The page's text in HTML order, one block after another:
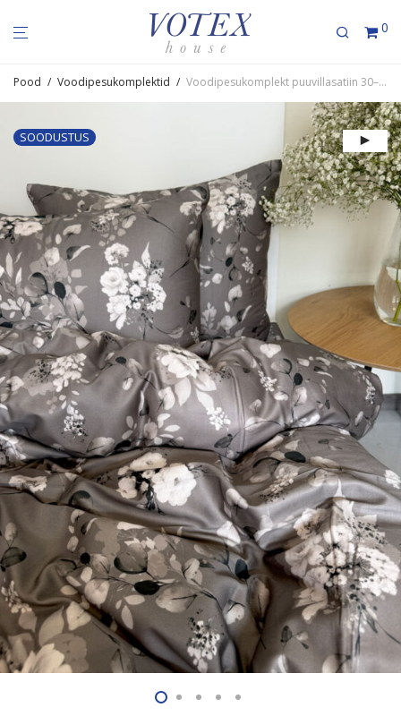
0
Pood / Voodipesukomplektid / Voodi­pe­su­komplekt puuvil­la­satiin 30–1455 RoseSilver
SOODUSTUS